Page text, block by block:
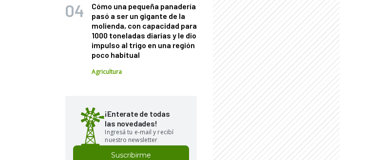
Cómo una pequeña panadería
pasó a ser un gigante de la
molienda, con capacidad para
1000 toneladas diarias y le dio
impulso al trigo en una región
poco habitual
Agricultura
¡Enterate de todas
las novedades!
Ingresá tu e-mail y recibí
nuestro newsletter
Suscribirme